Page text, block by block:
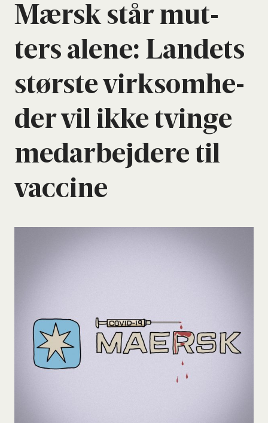
Mær­sk står mut­
ters ale­ne: Lan­dets
stør­ste virk­som­he­
der vil ikke tvin­ge
med­ar­bej­de­re til
vac­ci­ne